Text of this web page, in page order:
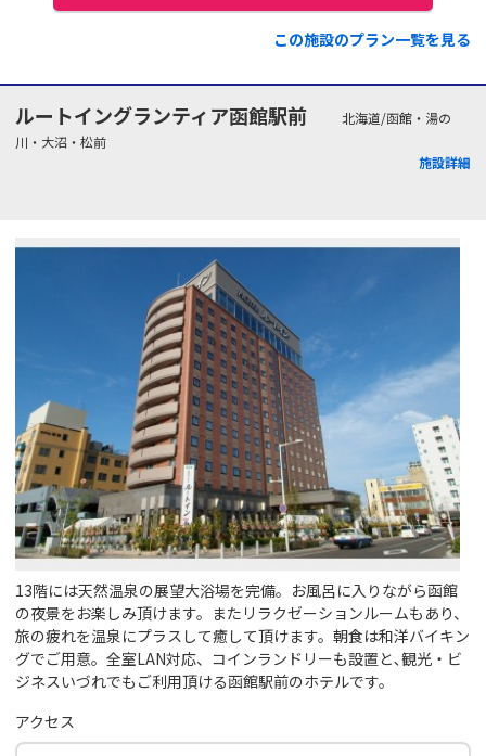
この施設のプラン一覧を見る
ルートイングランティア函館駅前
北海道/函館・湯の
川・大沼・松前
施設詳細
13階には天然温泉の展望大浴場を完備。お風呂に入りながら函館
の夜景をお楽しみ頂けます。またリラクゼーションルームもあり、
旅の疲れを温泉にプラスして癒して頂けます。朝食は和洋バイキン
グでご用意。全室LAN対応、コインランドリーも設置と､観光・ビ
ジネスいづれでもご利用頂ける函館駅前のホテルです。
アクセス